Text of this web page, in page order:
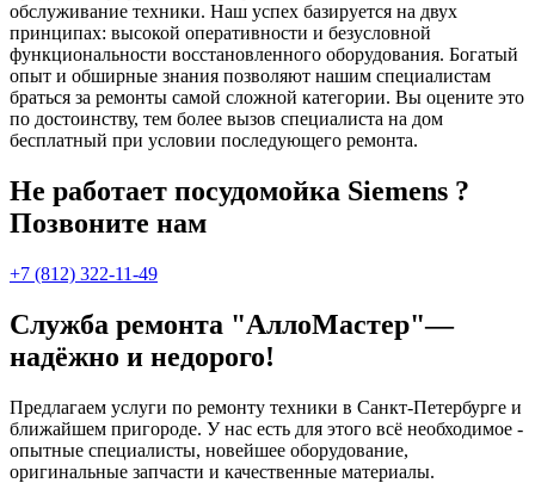
обслуживание техники. Наш успех базируется на двух
принципах: высокой оперативности и безусловной
функциональности восстановленного оборудования. Богатый
опыт и обширные знания позволяют нашим специалистам
браться за ремонты самой сложной категории. Вы оцените это
по достоинству, тем более вызов специалиста на дом
бесплатный при условии последующего ремонта.
Не работает посудомойка Siemens ?
Позвоните нам
+7 (812) 322-11-49
Служба ремонта "АллоМастер"—
надёжно и недорого!
Предлагаем услуги по ремонту техники в Санкт-Петербурге и
ближайшем пригороде. У нас есть для этого всё необходимое -
опытные специалисты, новейшее оборудование,
оригинальные запчасти и качественные материалы.